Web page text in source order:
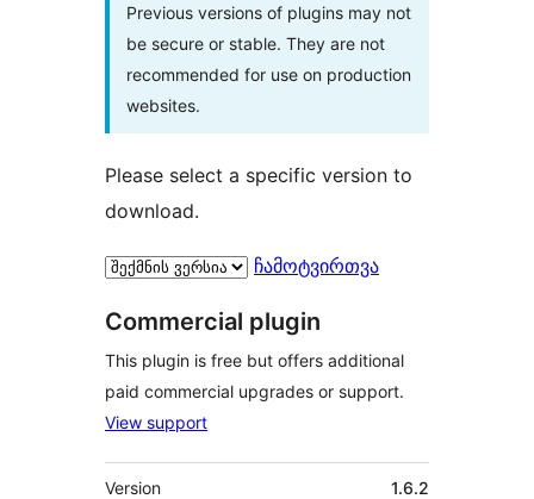
Previous versions of plugins may not
be secure or stable. They are not
recommended for use on production
websites.
Please select a specific version to
download.
ჩამოტვირთვა
Commercial plugin
This plugin is free but offers additional
paid commercial upgrades or support.
View support
მეტა
Version 1.6.2